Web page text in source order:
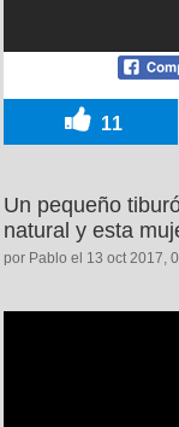
11
Un pequeño
natural y esta
por Pablo el 13 oct 2017,